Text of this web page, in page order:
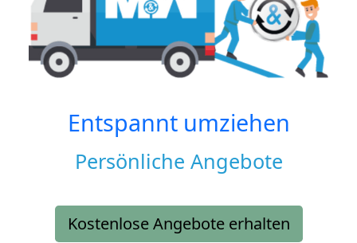
Entspannt umziehen
Persönliche Angebote
Kostenlose Angebote erhalten